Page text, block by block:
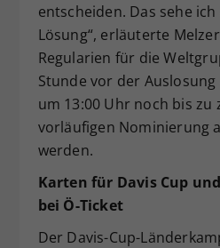
entscheiden. Das sehe
Lösung“, erläuterte
Regularien für die
Stunde vor der
um 13:00 Uhr noch bis zu
vorläufigen Nominierung
werden.
Karten für Davis Cup
bei Ö-Ticket
Der Davis-Cup-